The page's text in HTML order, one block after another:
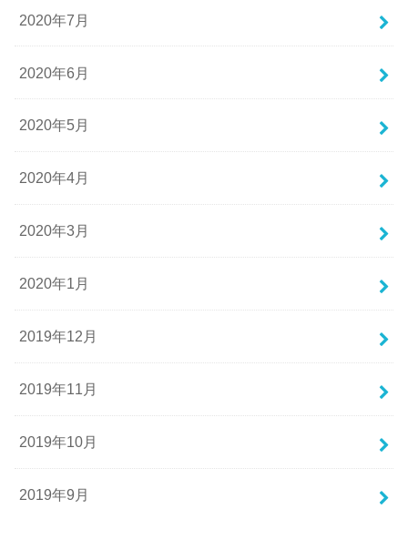
2020年7月
2020年6月
2020年5月
2020年4月
2020年3月
2020年1月
2019年12月
2019年11月
2019年10月
2019年9月